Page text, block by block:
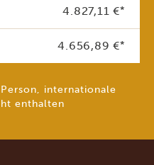
4.827,11 €*
4.656,89 €*
internationale
enthalten